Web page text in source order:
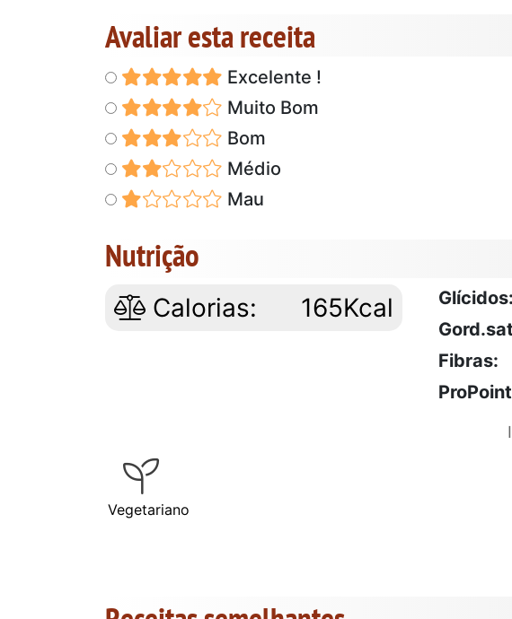
Avaliar esta receita
Excelente !
Muito Bom
Bom
Médio
Mau
Nutrição
Calorias: 165Kcal Glícidos:
Fibras:
Vegetariano